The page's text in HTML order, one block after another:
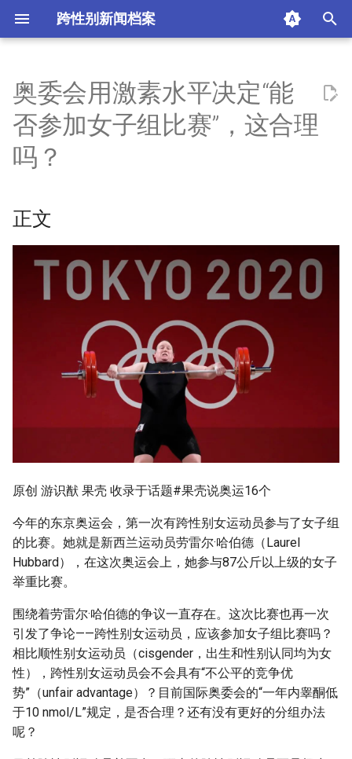
跨性别新闻档案
i
i
正文
参考文献
附加信息 [Processed Page
奥委会用激素水平决定“能
否参加女子组比赛”，这合理
吗？
正文
原创 游识猷 果壳 收录于话题#果壳说奥运16个
今年的东京奥运会，第一次有跨性别女运动员参与了女子组
的比赛。她就是新西兰运动员劳雷尔·哈伯德（Laurel
Hubbard），在这次奥运会上，她参与87公斤以上级的女子
举重比赛。
围绕着劳雷尔·哈伯德的争议一直存在。这次比赛也再一次
引发了争论——跨性别女运动员，应该参加女子组比赛吗？
相比顺性别女运动员（cisgender，出生和性别认同均为女
性），跨性别女运动员会不会具有“不公平的竞争优
势”（unfair advantage）？目前国际奥委会的“一年内睾酮低
于10 nmol/L”规定，是否合理？还有没有更好的分组办法
呢？